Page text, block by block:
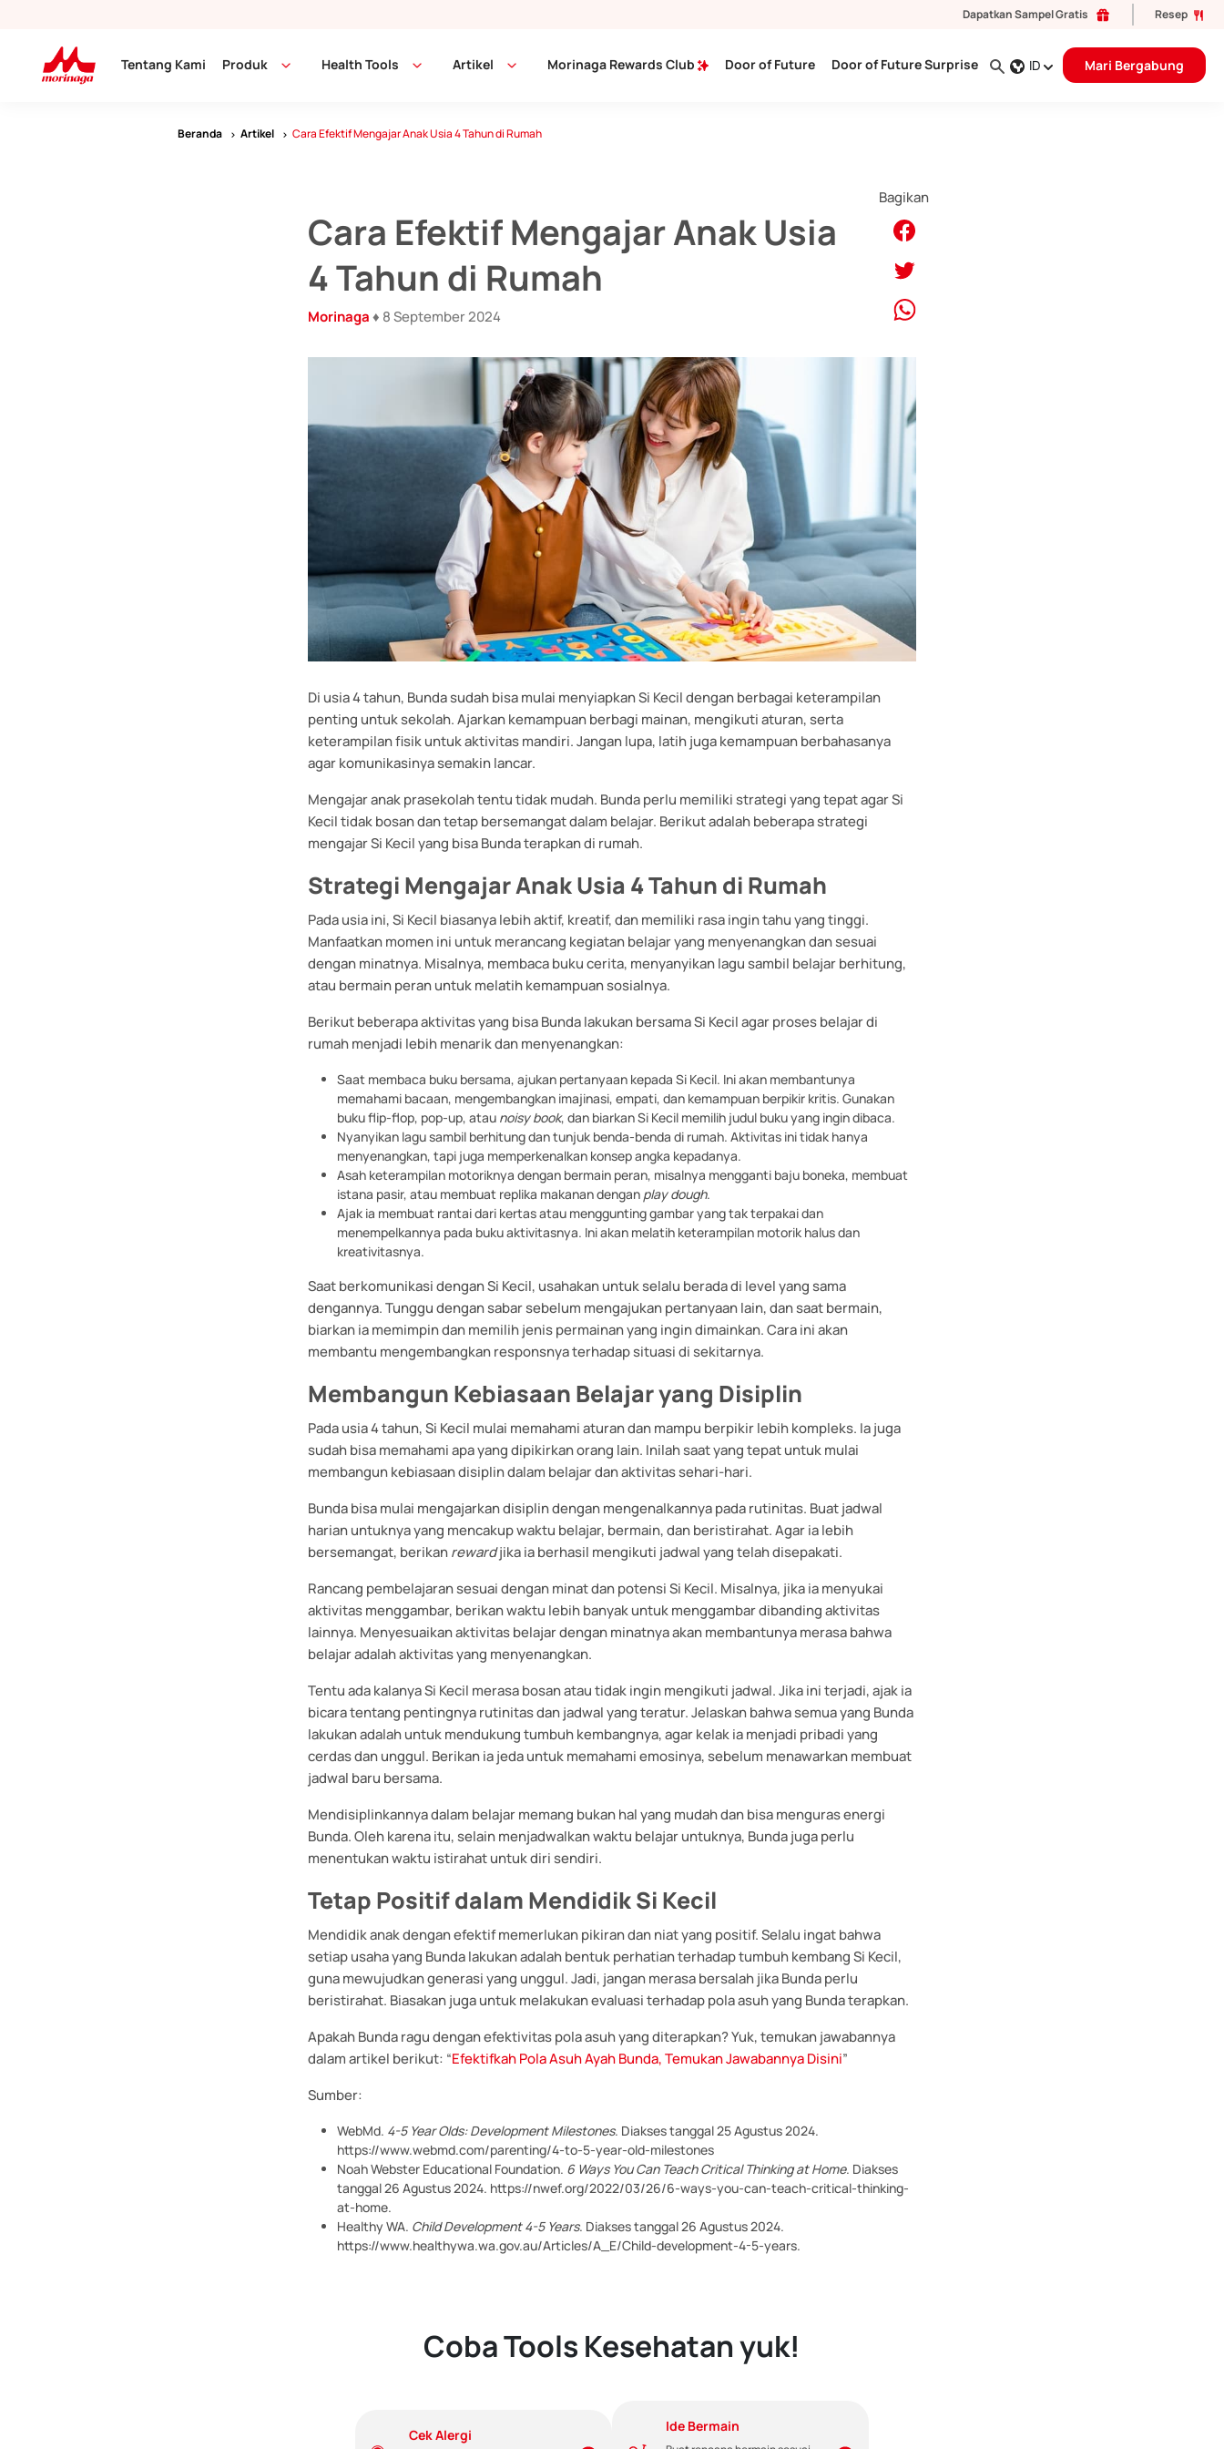
Dapatkan Sampel Gratis Resep
ID Mari Bergabung
Tentang Kami Produk Health Tools Artikel Morinaga Rewards Club Door of Future Door of Future Surprise
Beranda Artikel Cara Efektif Mengajar Anak Usia 4 Tahun di Rumah
Cara Efektif Mengajar Anak Usia
4 Tahun di Rumah
Morinaga♦ 8 September 2024
Bagikan
Di usia 4 tahun, Bunda sudah bisa mulai menyiapkan Si Kecil dengan berbagai keterampilan
penting untuk sekolah. Ajarkan kemampuan berbagi mainan, mengikuti aturan, serta
keterampilan fisik untuk aktivitas mandiri. Jangan lupa, latih juga kemampuan berbahasanya
agar komunikasinya semakin lancar.
Mengajar anak prasekolah tentu tidak mudah. Bunda perlu memiliki strategi yang tepat agar Si
Kecil tidak bosan dan tetap bersemangat dalam belajar. Berikut adalah beberapa strategi
mengajar Si Kecil yang bisa Bunda terapkan di rumah.
Strategi Mengajar Anak Usia 4 Tahun di Rumah
Pada usia ini, Si Kecil biasanya lebih aktif, kreatif, dan memiliki rasa ingin tahu yang tinggi.
Manfaatkan momen ini untuk merancang kegiatan belajar yang menyenangkan dan sesuai
dengan minatnya. Misalnya, membaca buku cerita, menyanyikan lagu sambil belajar berhitung,
atau bermain peran untuk melatih kemampuan sosialnya.
Berikut beberapa aktivitas yang bisa Bunda lakukan bersama Si Kecil agar proses belajar di
rumah menjadi lebih menarik dan menyenangkan:
Saat membaca buku bersama, ajukan pertanyaan kepada Si Kecil. Ini akan membantunya
memahami bacaan, mengembangkan imajinasi, empati, dan kemampuan berpikir kritis. Gunakan
buku flip-flop, pop-up, atau noisy book, dan biarkan Si Kecil memilih judul buku yang ingin dibaca.
Nyanyikan lagu sambil berhitung dan tunjuk benda-benda di rumah. Aktivitas ini tidak hanya
menyenangkan, tapi juga memperkenalkan konsep angka kepadanya.
Asah keterampilan motoriknya dengan bermain peran, misalnya mengganti baju boneka, membuat
istana pasir, atau membuat replika makanan dengan play dough.
Ajak ia membuat rantai dari kertas atau menggunting gambar yang tak terpakai dan
menempelkannya pada buku aktivitasnya. Ini akan melatih keterampilan motorik halus dan
kreativitasnya.
Saat berkomunikasi dengan Si Kecil, usahakan untuk selalu berada di level yang sama
dengannya. Tunggu dengan sabar sebelum mengajukan pertanyaan lain, dan saat bermain,
biarkan ia memimpin dan memilih jenis permainan yang ingin dimainkan. Cara ini akan
membantu mengembangkan responsnya terhadap situasi di sekitarnya.
Membangun Kebiasaan Belajar yang Disiplin
Pada usia 4 tahun, Si Kecil mulai memahami aturan dan mampu berpikir lebih kompleks. Ia juga
sudah bisa memahami apa yang dipikirkan orang lain. Inilah saat yang tepat untuk mulai
membangun kebiasaan disiplin dalam belajar dan aktivitas sehari-hari.
Bunda bisa mulai mengajarkan disiplin dengan mengenalkannya pada rutinitas. Buat jadwal
harian untuknya yang mencakup waktu belajar, bermain, dan beristirahat. Agar ia lebih
bersemangat, berikanrewardjika ia berhasil mengikuti jadwal yang telah disepakati.
Rancang pembelajaran sesuai dengan minat dan potensi Si Kecil. Misalnya, jika ia menyukai
aktivitas menggambar, berikan waktu lebih banyak untuk menggambar dibanding aktivitas
lainnya. Menyesuaikan aktivitas belajar dengan minatnya akan membantunya merasa bahwa
belajar adalah aktivitas yang menyenangkan.
Tentu ada kalanya Si Kecil merasa bosan atau tidak ingin mengikuti jadwal. Jika ini terjadi, ajak ia
bicara tentang pentingnya rutinitas dan jadwal yang teratur. Jelaskan bahwa semua yang Bunda
lakukan adalah untuk mendukung tumbuh kembangnya, agar kelak ia menjadi pribadi yang
cerdas dan unggul. Berikan ia jeda untuk memahami emosinya, sebelum menawarkan membuat
jadwal baru bersama.
Mendisiplinkannya dalam belajar memang bukan hal yang mudah dan bisa menguras energi
Bunda. Oleh karena itu, selain menjadwalkan waktu belajar untuknya, Bunda juga perlu
menentukan waktu istirahat untuk diri sendiri.
Tetap Positif dalam Mendidik Si Kecil
Mendidik anak dengan efektif memerlukan pikiran dan niat yang positif. Selalu ingat bahwa
setiap usaha yang Bunda lakukan adalah bentuk perhatian terhadap tumbuh kembang Si Kecil,
guna mewujudkan generasi yang unggul. Jadi, jangan merasa bersalah jika Bunda perlu
beristirahat. Biasakan juga untuk melakukan evaluasi terhadap pola asuh yang Bunda terapkan.
Apakah Bunda ragu dengan efektivitas pola asuh yang diterapkan? Yuk, temukan jawabannya
dalam artikel berikut: “Efektifkah Pola Asuh Ayah Bunda, Temukan Jawabannya Disini”
Sumber:
WebMd. 4-5 Year Olds: Development Milestones. Diakses tanggal 25 Agustus 2024.
https://www.webmd.com/parenting/4-to-5-year-old-milestones
Noah Webster Educational Foundation. 6 Ways You Can Teach Critical Thinking at Home. Diakses
tanggal 26 Agustus 2024. https://nwef.org/2022/03/26/6-ways-you-can-teach-critical-thinking-
at-home.
Healthy WA. Child Development 4-5 Years. Diakses tanggal 26 Agustus 2024.
https://www.healthywa.wa.gov.au/Articles/A_E/Child-development-4-5-years.
Coba Tools Kesehatan yuk!
Cek Alergi
Ide Bermain